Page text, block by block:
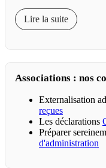
Lire la suite
Associations : nos
Externalisation
reçues
Les déclarations
Préparer
d'administration